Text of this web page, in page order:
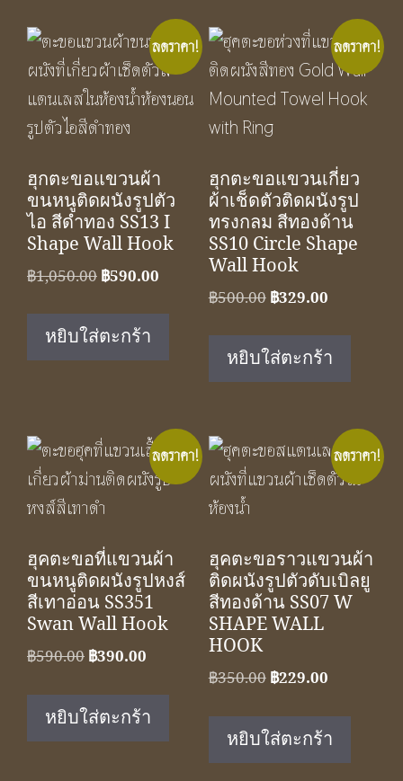
ลดราคา!
ฮุกตะขอแขวนผ้า
ขนหนูติดผนังรูปตัว
ไอ สีดำทอง SS13 I
Shape Wall Hook
฿1,050.00 Original
฿1,050.00.
฿590.00 Current
หยิบใส่ตะกร้า
ลดราคา!
ฮุกตะขอแขวนเกี่ยว
ผ้าเช็ดตัวติดผนังรูป
ทรงกลม สีทองด้าน
SS10 Circle Shape
Wall Hook
฿500.00 Original
was:
฿500.00.
฿329.00Current
฿329.00.
หยิบใส่ตะกร้า
ลดราคา!
ฮุคตะขอที่แขวนผ้า
ขนหนูติดผนังรูปหงส์
สีเทาอ่อน SS351
Swan Wall Hook
฿590.00 Original
was:
฿590.00.
฿390.00
฿390.00.
หยิบใส่ตะกร้า
ลดราคา!
ฮุคตะขอราวแขวนผ้า
ติดผนังรูปตัวดับเบิลยู
สีทองด้าน SS07 W
SHAPE WALL
HOOK
฿350.00 Original
was:
฿350.00.
฿229.00Current
฿229.00.
หยิบใส่ตะกร้า